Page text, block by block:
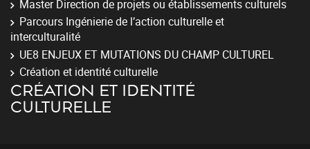
Master Direction de projets ou établissements culturels
Parcours Ingénierie de l’action culturelle et
interculturalité
UE8 ENJEUX ET MUTATIONS DU CHAMP CULTUREL
Création et identité culturelle
CRÉATION ET IDENTITÉ
CULTURELLE